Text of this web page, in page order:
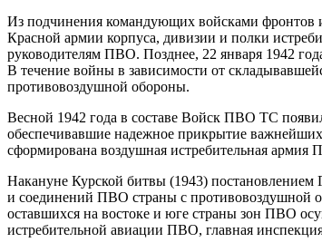
Из подчинения командующих войсками фронтов
Красной армии корпуса, дивизии и полки
руководителям ПВО. Позднее, 22 января 1942
В течение войны в зависимости от
противовоздушной обороны.
Весной 1942 года в составе Войск ПВО ТС
обеспечивавшие надежное прикрытие
сформирована воздушная истребительная
Накануне Курской битвы (1943)
и соединений ПВО страны с противовоздушной
оставшихся на востоке и юге страны зон ПВО
истребительной авиации ПВО, главная